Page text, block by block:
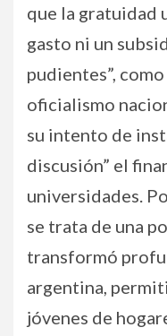
que la gratuidad
gasto ni un
pudientes”,
oficialismo
su intento de
discusión” el
universidades.
se trata de una
transformó
argentina,
jóvenes de